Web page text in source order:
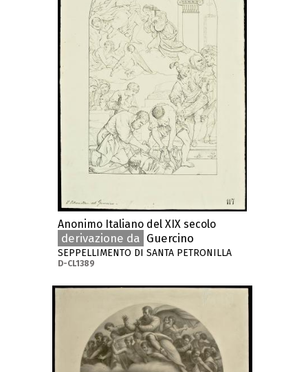
Anonimo Italiano del XIX secolo
derivazione da Guercino
SEPPELLIMENTO DI SANTA PETRONILLA
D-CL1389